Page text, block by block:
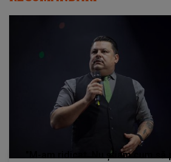
"M-am ridicat. Nu știam cum să